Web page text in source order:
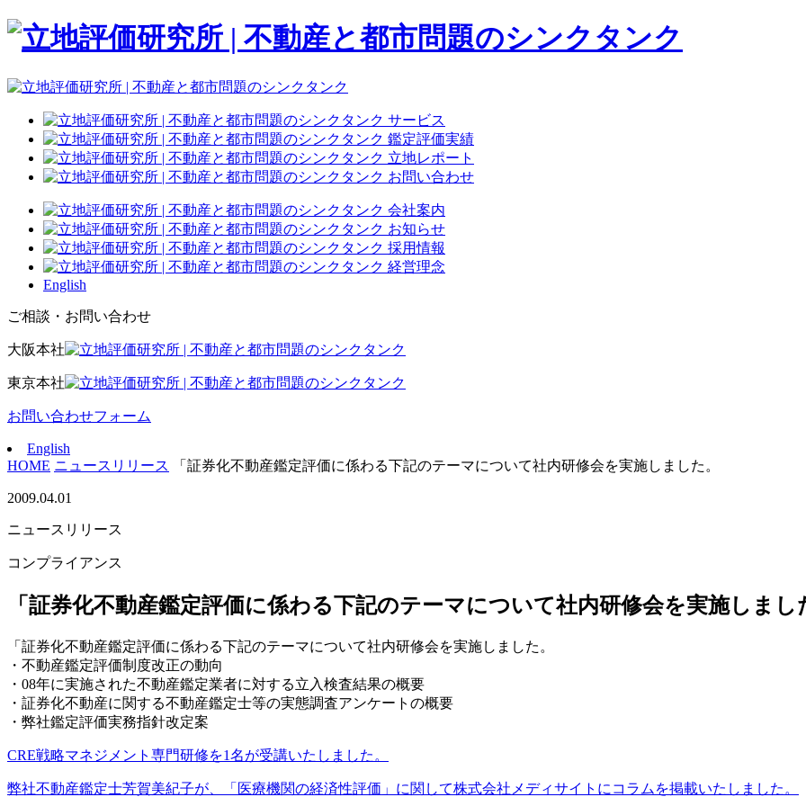
サービス
鑑定評価実績
立地レポート
お問い合わせ
会社案内
お知らせ
採用情報
経営理念
English
ご相談・お問い合わせ
大阪本社
東京本社
お問い合わせフォーム
English
HOME ニュースリリース 「証券化不動産鑑定評価に係わる下記のテーマについて社内研修会を実施しました。
2009.04.01
ニュースリリース
コンプライアンス
「証券化不動産鑑定評価に係わる下記のテーマについて社内研修会を実施しまし
「証券化不動産鑑定評価に係わる下記のテーマについて社内研修会を実施しました。
・不動産鑑定評価制度改正の動向
・08年に実施された不動産鑑定業者に対する立入検査結果の概要
・証券化不動産に関する不動産鑑定士等の実態調査アンケートの概要
・弊社鑑定評価実務指針改定案
CRE戦略マネジメント専門研修を1名が受講いたしました。
弊社不動産鑑定士芳賀美紀子が、「医療機関の経済性評価」に関して株式会社メディサイトにコラムを掲載いたしました。